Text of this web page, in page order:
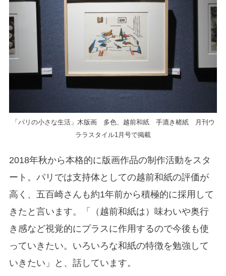
「パリの小さな生活」木版画 多色、越前和紙 手漉き楮紙 月刊ウ
ララスタイル1月号で掲載
2018年秋から本格的に版画作品の制作活動をスタ
ート。パリでは支持体としての越前和紙の評価が
高く、五百崎さんも約1年前から積極的に採用して
きたと言います。「（越前和紙は）味わいや奥行
き感など視覚的にプラスに作用するので今後も使
っていきたい。いろいろな和紙の特徴を勉強して
いきたい」と、話しています。